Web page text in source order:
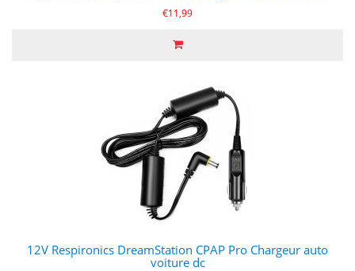
€11,99
12V Respironics DreamStation CPAP Pro Chargeur auto
voiture dc